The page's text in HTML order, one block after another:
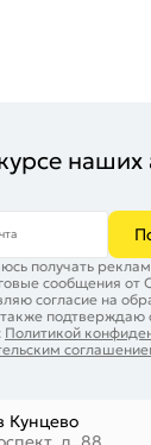
наших
получать
сообщения от
согласие на
подтверждаю
Политикой
Кунцево